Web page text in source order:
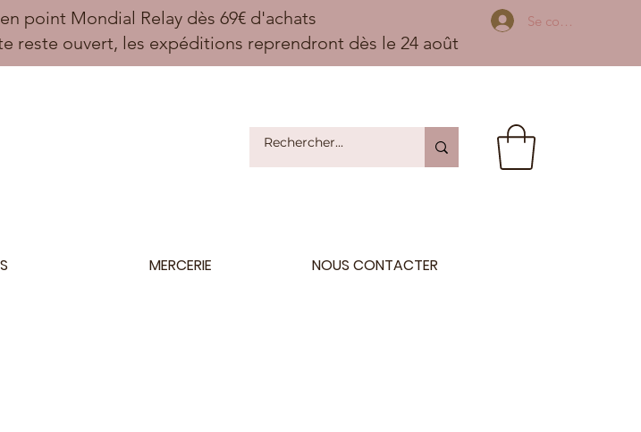
point Mondial Relay dès 69€ d'achats
reste ouvert, les expéditions reprendront dès le 24 août
Se connecter
MERCERIE NOUS CONTACTER